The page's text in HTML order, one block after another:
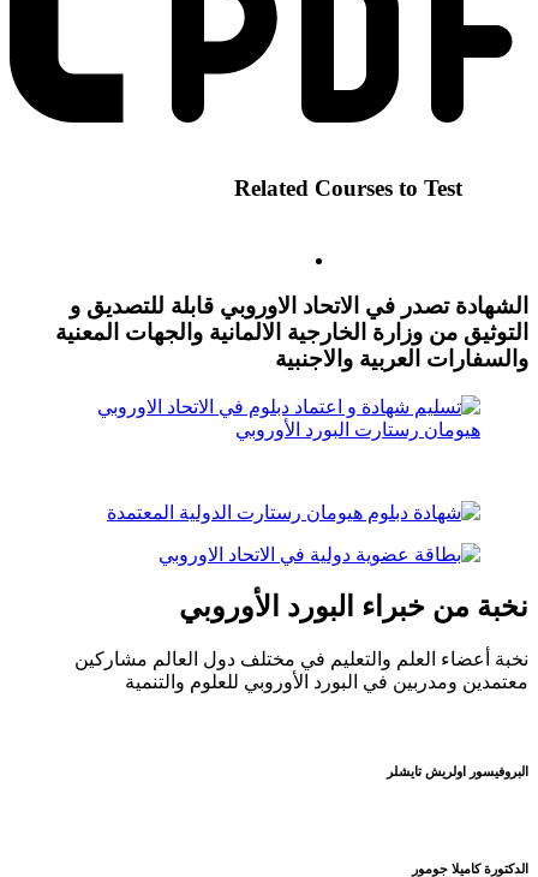
Related Courses to Test
الشهادة تصدر في الاتحاد الاوروبي قابلة للتصديق و
التوثيق من وزارة الخارجية الالمانية والجهات المعنية
والسفارات العربية والاجنبية
نخبة من خبراء البورد الأوروبي
نخبة أعضاء العلم والتعليم في مختلف دول العالم مشاركين
معتمدين ومدربين في البورد الأوروبي للعلوم والتنمية
البروفيسور اولريش تايشلر
الدكتورة كاميلا جومور